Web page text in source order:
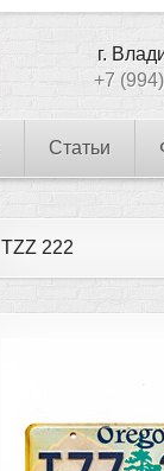
г.
+7
Статьи
TZZ 222